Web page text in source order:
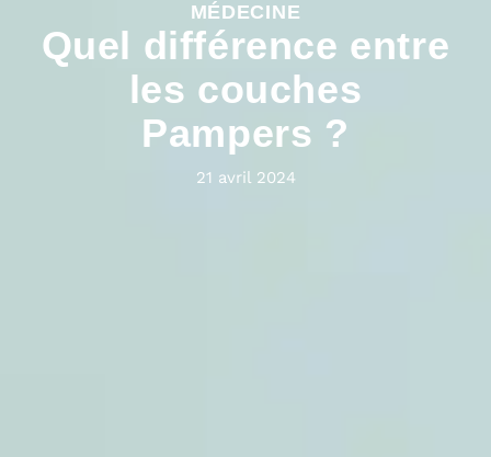
MÉDECINE
Quel différence entre
les couches
Pampers ?
21 avril 2024